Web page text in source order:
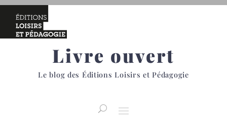
Livre ouvert
Le blog des Éditions Loisirs et Pédagogie